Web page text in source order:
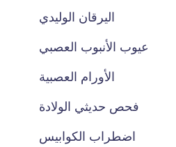
اليرقان الوليدي
عيوب الأنبوب العصبي
الأورام العصبية
فحص حديثي الولادة
اضطراب الكوابيس